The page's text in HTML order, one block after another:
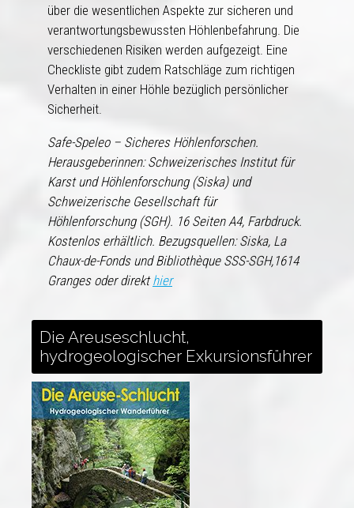
über die wesentlichen Aspekte zur sicheren und
verantwortungsbewussten Höhlenbefahrung. Die
verschiedenen Risiken werden aufgezeigt. Eine
Checkliste gibt zudem Ratschläge zum richtigen
Verhalten in einer Höhle bezüglich persönlicher
Sicherheit.
Safe-Speleo – Sicheres Höhlenforschen.
Herausgeberinnen: Schweizerisches Institut für
Karst und Höhlenforschung (Siska) und
Schweizerische Gesellschaft für
Höhlenforschung (SGH). 16 Seiten A4, Farbdruck.
Kostenlos erhältlich. Bezugsquellen: Siska, La
Chaux-de-Fonds und Bibliothèque SSS-SGH,1614
Granges oder direkthier
Die Areuseschlucht,
hydrogeologischer Exkursionsführer